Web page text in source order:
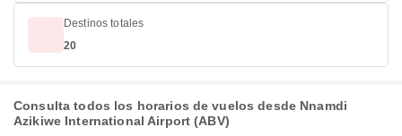
Destinos totales
20
Consulta todos los horarios de vuelos desde Nnamdi
Azikiwe International Airport (ABV)